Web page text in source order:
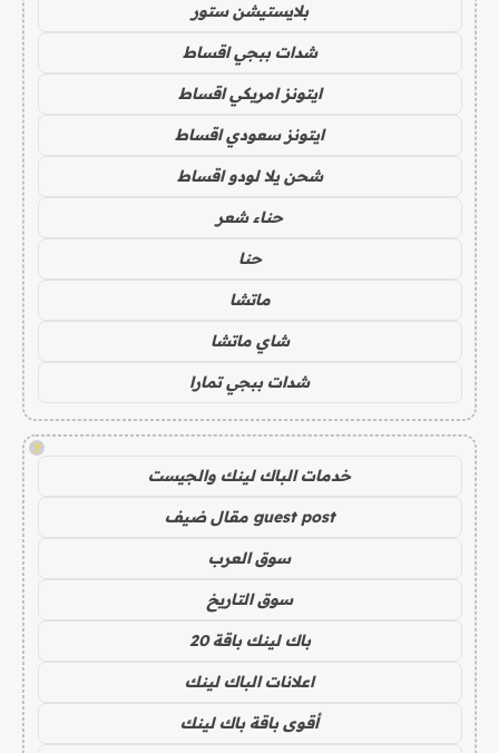
بلايستيشن ستور
شدات ببجي اقساط
ايتونز امريكي اقساط
ايتونز سعودي اقساط
شحن يلا لودو اقساط
حناء شعر
حنا
ماتشا
شاي ماتشا
شدات ببجي تمارا
!
خدمات الباك لينك والجيست
guest post مقال ضيف
سوق العرب
سوق التاريخ
باك لينك باقة 20
اعلانات الباك لينك
أقوى باقة باك لينك